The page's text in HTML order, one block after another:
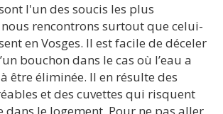
l'un des soucis les plus
rencontrons surtout que celui-
en Vosges. Il est facile de déceler
bouchon dans le cas où l’eau a
être éliminée. Il en résulte des
et des cuvettes qui risquent